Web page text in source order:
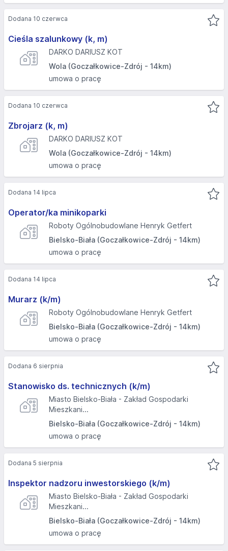
Cieśla szalunkowy (k, m)
DARKO DARIUSZ KOT
Wola (Goczałkowice-Zdrój - 14km)
umowa o pracę
Dodana 10 czerwca
Zbrojarz (k, m)
DARKO DARIUSZ KOT
Wola (Goczałkowice-Zdrój - 14km)
umowa o pracę
Dodana 10 czerwca
Operator/ka minikoparki
Roboty Ogólnobudowlane Henryk Getfert
Bielsko-Biała (Goczałkowice-Zdrój - 14km)
umowa o pracę
Dodana 14 lipca
Murarz (k/m)
Roboty Ogólnobudowlane Henryk Getfert
Bielsko-Biała (Goczałkowice-Zdrój - 14km)
umowa o pracę
Dodana 14 lipca
Stanowisko ds. technicznych (k/m)
Miasto Bielsko-Biała - Zakład Gospodarki
Mieszkani...
Bielsko-Biała (Goczałkowice-Zdrój - 14km)
umowa o pracę
Dodana 6 sierpnia
Inspektor nadzoru inwestorskiego (k/m)
Miasto Bielsko-Biała - Zakład Gospodarki
Mieszkani...
Bielsko-Biała (Goczałkowice-Zdrój - 14km)
umowa o pracę
Dodana 5 sierpnia